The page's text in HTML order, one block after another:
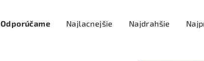
aOdporúčame Najlacnejšie Najdrahšie